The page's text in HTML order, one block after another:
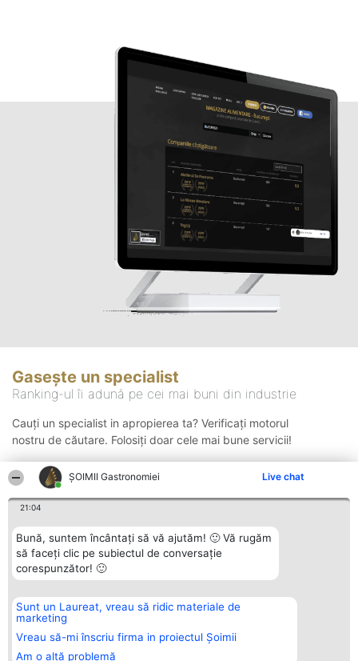
ȘOIMII Gastronomiei Live chat
21:04
Bună, suntem încântați să vă ajutăm! 🙂 Vă rugăm
să faceți clic pe subiectul de conversație
corespunzător! 🙂
Sunt un Laureat, vreau să ridic materiale de
marketing
Vreau să-mi înscriu firma in proiectul Șoimii
Am o altă problemă
Gasește un specialist
Ranking-ul îi adună pe cei mai buni din industrie
Cauți un specialist in apropierea ta? Verificați motorul
nostru de căutare. Folosiți doar cele mai bune servicii!
Organizator Ranking
BRIGHT SOLUTIONS BR SRL
Aleea Timisul De Sus 2 Bl. A30
Sc. A Et. 4 Ap. 13 Cod 061952
București
Plebiscyt
Lista Tuturor
Laureaților
Contact